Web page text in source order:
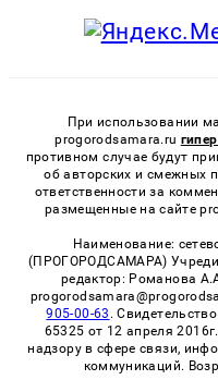
При использовании
progorodsamara.ru
противном случае будут
об авторских и смежных
ответственности за
размещенные на сайте
Наименование:
(ПРОГОРОДСАМАРА)
редактор: Романова
905-00-63 .
65325 от 12 апреля
надзору в сфере связи,
коммуникаций.